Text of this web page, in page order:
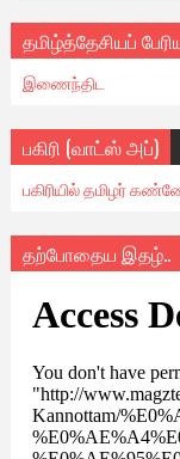
தமிழ்த்தேசியப்
இணைந்திட
பகிரி (வாட்ஸ் அப்)
பகிரியில் தமிழர்
தற்போதைய இதழ்..